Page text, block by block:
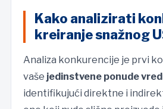
Kako analizirati
kreiranje snažnog
Analiza konkurencije je prvi
vaše jedinstvene ponude
identifikujući direktne i